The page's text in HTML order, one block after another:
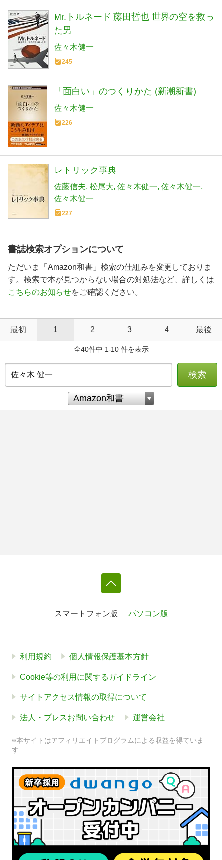
Mr.トルネード 藤田哲也 世界の空を救っ
た男
佐々木健一
245
「面白い」のつくりかた (新潮新書)
佐々木健一
226
レトリック事典
佐藤信夫 松尾大 佐々木健一 佐々木健一
佐々木健一
227
書誌検索オプションについて
ただいま「Amazon和書」検索の仕組みを変更しておりま
す。検索で本が見つからない場合の対処法など、詳しくは
こちらのお知らせをご確認ください。
最初 1 2 3 4 最後
全40件中 1-10 件を表示
検索
スマートフォン版 パソコン版
利用規約 個人情報保護基本方針
Cookie等の利用に関するガイドライン
サイトアクセス情報の取得について
法人・プレスお問い合わせ 運営会社
※本サイトはアフィリエイトプログラムによる収益を得ていま
す